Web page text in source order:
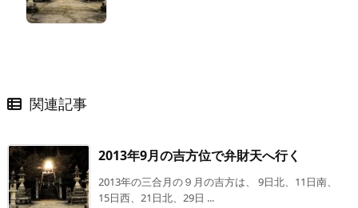
関連記事
2013年9月の吉方位で弁財天へ行く
2013年の三合月の９月の吉方は、 9日北、11日南、
15日西、21日北、29日 ...